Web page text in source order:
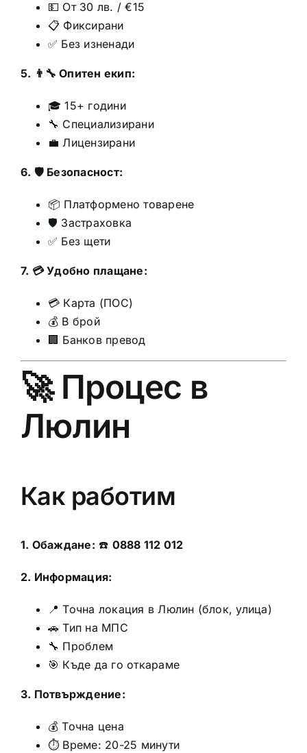
💵 От 30 лв. / €15
📋 Фиксирани
✅ Без изненади
5. 👨‍🔧 Опитен екип:
🎓 15+ години
🔧 Специализирани
💼 Лицензирани
6. 🛡️ Безопасност:
📦 Платформено товарене
🛡️ Застраховка
✅ Без щети
7. 💳 Удобно плащане:
💳 Карта (ПОС)
💰 В брой
🏢 Банков превод
🚀 Процес в
Люлин
Как работим
1. Обаждане: ☎️ 0888 112 012
2. Информация:
📍 Точна локация в Люлин (блок, улица)
🚗 Тип на МПС
🔧 Проблем
🎯 Къде да го откараме
3. Потвърждение:
💰 Точна цена
⏱️ Време: 20-25 минути